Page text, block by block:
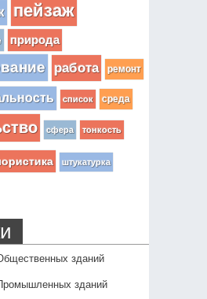
пейзаж
природа
работа ремонт
список среда
сфера тонкость
штукатурка
зданий
зданий